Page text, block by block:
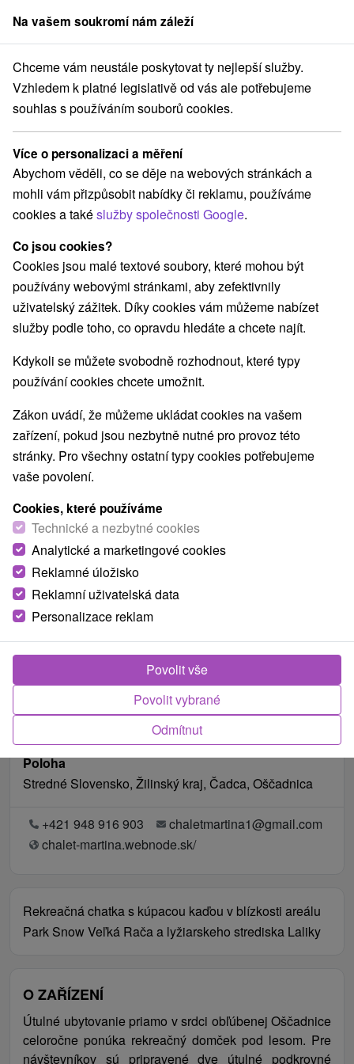
člen skupinySorger
Slovensko Žilinský kraj Oščadnica Chalet Martina Oščadnica
Chalet Martina Oščadnica
Oščadnica
REZERVACE A VÝBĚR POBYTU
Kontaktujte přímo ubytovatele.
Navigovat do místa
O ZAŘÍZENÍ VYBAVENÍ
Poloha
Stredné Slovensko, Žilinský kraj, Čadca, Oščadnica
+421 948 916 903
chaletmartina1@gmail.com
chalet-martina.webnode.sk/
Rekreačná chatka s kúpacou kaďou v blízkosti areálu
Park Snow Veľká Rača a lyžiarskeho strediska Laliky
O ZAŘÍZENÍ
Útulné ubytovanie priamo v srdci obľúbenej Oščadnice
celoročne ponúka rekreačný domček pod lesom. Pre
návštevníkov sú pripravené dve útulné podkrovné
Na vašem soukromí nám záleží
Chceme vám neustále poskytovat ty nejlepší služby.
Vzhledem k platné legislativě od vás ale potřebujeme
souhlas s používáním souborů cookies.
Více o personalizaci a měření
Abychom věděli, co se děje na webových stránkách a
mohli vám přizpůsobit nabídky či reklamu, používáme
cookies a takéslužby společnosti Google.
Co jsou cookies?
Cookies jsou malé textové soubory, které mohou být
používány webovými stránkami, aby zefektivnily
uživatelský zážitek. Díky cookies vám můžeme nabízet
služby podle toho, co opravdu hledáte a chcete najít.
Kdykoli se můžete svobodně rozhodnout, které typy
používání cookies chcete umožnit.
Zákon uvádí, že můžeme ukládat cookies na vašem
zařízení, pokud jsou nezbytně nutné pro provoz této
stránky. Pro všechny ostatní typy cookies potřebujeme
vaše povolení.
Cookies, které používáme
Technické a nezbytné cookies
Analytické a marketingové cookies
Reklamné úložisko
Reklamní uživatelská data
Personalizace reklam
Odmítnut
Povolit vybrané
Povolit vše